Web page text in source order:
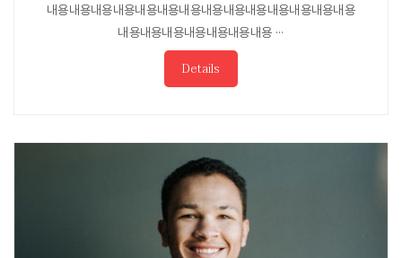
내용내용내용내용내용내용내용내용내용내용내용내용내용내용
내용내용내용내용내용내용내용 ···
Details